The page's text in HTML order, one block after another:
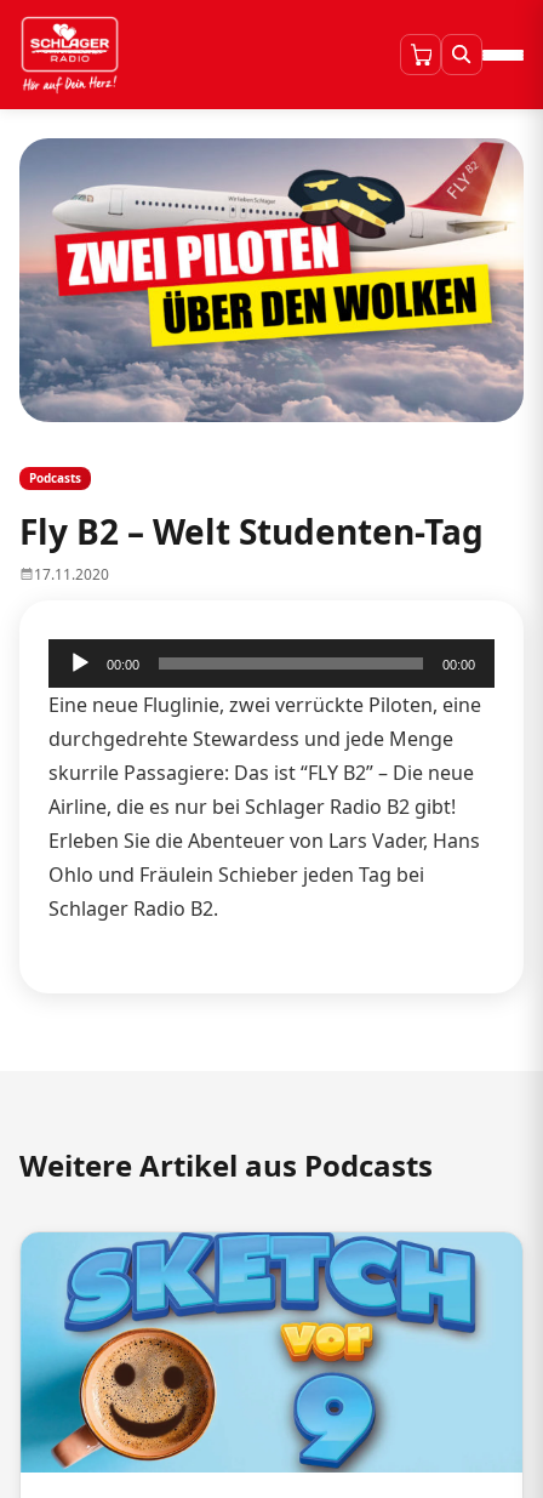
Podcasts
Fly B2 – Welt Studenten-Tag
17.11.2020
Audio-
Player
00:00 00:00
Eine neue Fluglinie, zwei verrückte Piloten, eine
durchgedrehte Stewardess und jede Menge
skurrile Passagiere: Das ist “FLY B2” – Die neue
Airline, die es nur bei Schlager Radio B2 gibt!
Erleben Sie die Abenteuer von Lars Vader, Hans
Ohlo und Fräulein Schieber jeden Tag bei
Schlager Radio B2.
Weitere Artikel aus Podcasts